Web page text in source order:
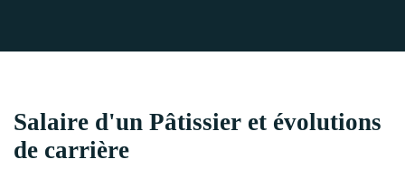
Salaire d'un Pâtissier et évolutions
de carrière